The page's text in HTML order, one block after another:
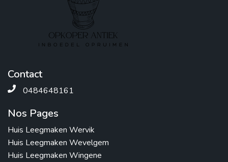
Contact
0484648161
Nos Pages
Huis Leegmaken Wervik
Huis Leegmaken Wevelgem
Huis Leegmaken Wingene